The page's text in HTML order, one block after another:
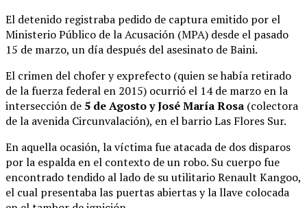
El detenido registraba pedido de captura emitido por el
Ministerio Público de la Acusación (MPA) desde el pasado
15 de marzo, un día después del asesinato de Baini.
El crimen del chofer y exprefecto (quien se había retirado
de la fuerza federal en 2015) ocurrió el 14 de marzo en la
intersección de 5 de Agosto y José María Rosa (colectora
de la avenida Circunvalación), en el barrio Las Flores Sur.
En aquella ocasión, la víctima fue atacada de dos disparos
por la espalda en el contexto de un robo. Su cuerpo fue
encontrado tendido al lado de su utilitario Renault Kangoo,
el cual presentaba las puertas abiertas y la llave colocada